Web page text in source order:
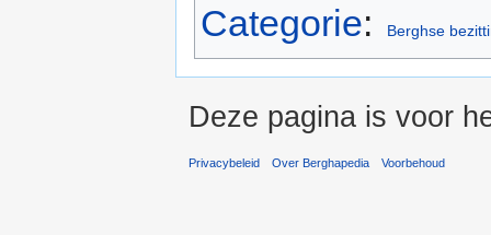
Categorie: Berghse
Deze pagina is voor
Privacybeleid Over Berghapedia Voorbehoud